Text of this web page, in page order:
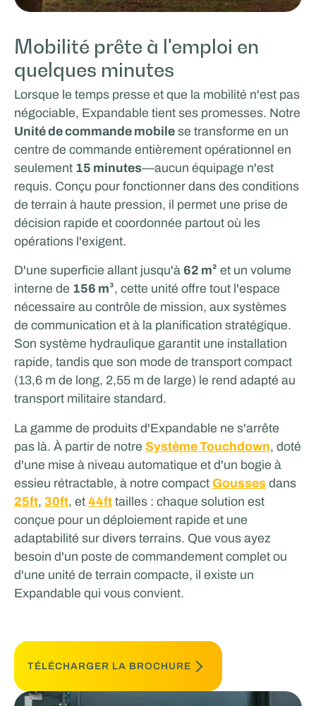
Mobilité prête à l'emploi en
quelques minutes
Lorsque le temps presse et que la mobilité n'est pas
négociable, Expandable tient ses promesses. Notre
Unité de commande mobilese transforme en un
centre de commande entièrement opérationnel en
seulement 15 minutes—aucun équipage n'est
requis. Conçu pour fonctionner dans des conditions
de terrain à haute pression, il permet une prise de
décision rapide et coordonnée partout où les
opérations l'exigent.
D'une superficie allant jusqu'à 62 m² et un volume
interne de 156 m³, cette unité offre tout l'espace
nécessaire au contrôle de mission, aux systèmes
de communication et à la planification stratégique.
Son système hydraulique garantit une installation
rapide, tandis que son mode de transport compact
(13,6 m de long, 2,55 m de large) le rend adapté au
transport militaire standard.
La gamme de produits d'Expandable ne s'arrête
pas là. À partir de notre Système Touchdown, doté
d'une mise à niveau automatique et d'un bogie à
essieu rétractable, à notre compact Goussesdans
25ft, 30ft, et 44fttailles : chaque solution est
conçue pour un déploiement rapide et une
adaptabilité sur divers terrains. Que vous ayez
besoin d'un poste de commandement complet ou
d'une unité de terrain compacte, il existe un
Expandable qui vous convient.
TÉLÉCHARGER LA BROCHURE